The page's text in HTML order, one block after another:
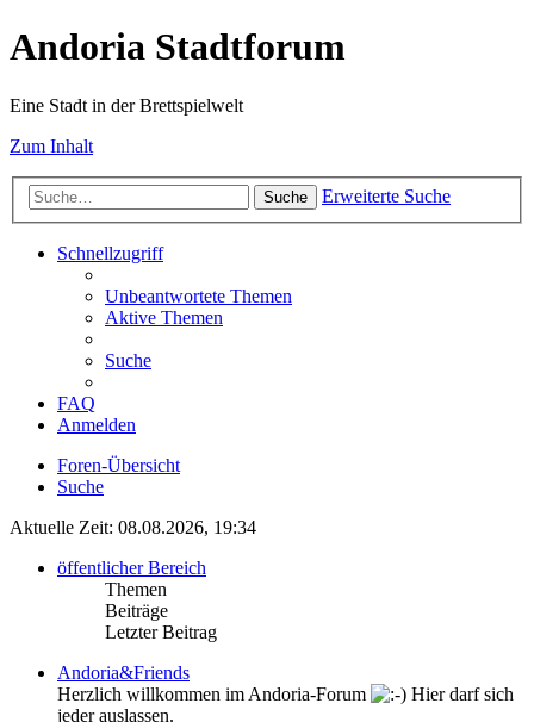
Andoria Stadtforum
Eine Stadt in der Brettspielwelt
Zum Inhalt
Suche Erweiterte Suche
Schnellzugriff
Unbeantwortete Themen
Aktive Themen
Suche
FAQ
Anmelden
Foren-Übersicht
Suche
Aktuelle Zeit: 08.08.2026, 19:34
öffentlicher Bereich
Themen
Beiträge
Letzter Beitrag
Andoria&Friends
Herzlich willkommen im Andoria-Forum
Hier darf sich
jeder auslassen.